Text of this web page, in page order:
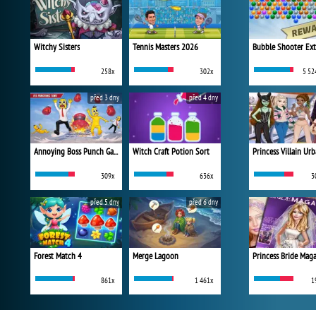
Witchy Sisters
258x
Tennis Masters 2026
302x
Annoying Boss Punch Game
309x
před 3 dny
Witch Craft Potion Sort
636x
před 4 dny
Forest Match 4
861x
před 5 dny
Merge Lagoon
1 461x
před 6 dny
Bubble Shooter
5
Princess Bride